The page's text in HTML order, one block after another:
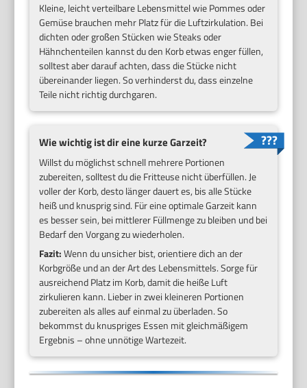
Kleine, leicht verteilbare Lebensmittel wie Pommes oder
Gemüse brauchen mehr Platz für die Luftzirkulation. Bei
dichten oder großen Stücken wie Steaks oder
Hähnchenteilen kannst du den Korb etwas enger füllen,
solltest aber darauf achten, dass die Stücke nicht
übereinander liegen. So verhinderst du, dass einzelne
Teile nicht richtig durchgaren.
Wie wichtig ist dir eine kurze Garzeit?
Willst du möglichst schnell mehrere Portionen
zubereiten, solltest du die Fritteuse nicht überfüllen. Je
voller der Korb, desto länger dauert es, bis alle Stücke
heiß und knusprig sind. Für eine optimale Garzeit kann
es besser sein, bei mittlerer Füllmenge zu bleiben und bei
Bedarf den Vorgang zu wiederholen.
Fazit:Wenn du unsicher bist, orientiere dich an der
Korbgröße und an der Art des Lebensmittels. Sorge für
ausreichend Platz im Korb, damit die heiße Luft
zirkulieren kann. Lieber in zwei kleineren Portionen
zubereiten als alles auf einmal zu überladen. So
bekommst du knuspriges Essen mit gleichmäßigem
Ergebnis – ohne unnötige Wartezeit.